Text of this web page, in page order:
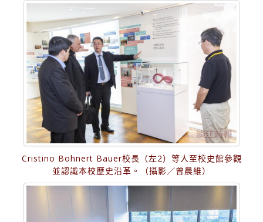
Cristino Bohnert Bauer校長（左2）等人至校史館參觀
並認識本校歷史沿革。（攝影／曾晨維）